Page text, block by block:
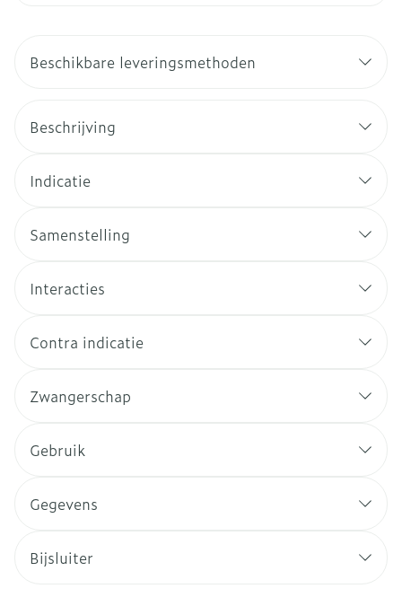
Beschikbare leveringsmethoden
Beschrijving
Indicatie
Samenstelling
Interacties
Contra indicatie
Zwangerschap
Gebruik
Gegevens
Bijsluiter